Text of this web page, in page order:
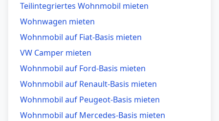
Teilintegriertes Wohnmobil mieten
Wohnwagen mieten
Wohnmobil auf Fiat-Basis mieten
VW Camper mieten
Wohnmobil auf Ford-Basis mieten
Wohnmobil auf Renault-Basis mieten
Wohnmobil auf Peugeot-Basis mieten
Wohnmobil auf Mercedes-Basis mieten